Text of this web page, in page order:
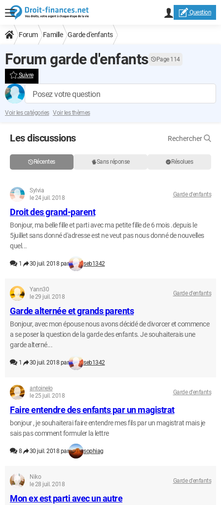
Question
Forum Famille Garde d'enfants
Forum garde d'enfants Page 114
Suivre
Posez votre question
Voir les catégories Voir les thèmes
Les discussions Rechercher
Récentes Sans réponse Résolues
Sylvia
le 24 juil. 2018
Garde d'enfants
Droit des grand-parent
Bonjour, ma belle fille et parti avec ma petite fille de 6 mois .depuis le
5juillet sans donné d'adresse est ne veut pas nous donné de nouvelles
quel...
1 30 juil. 2018 par seb1342
Yann30
le 29 juil. 2018
Garde d'enfants
Garde alternée et grands parents
Bonjour, avec mon épouse nous avons décidé de divorcer et commence
a se poser la question de la garde des enfants. Je souhaiterais une
garde alterné...
1 30 juil. 2018 par seb1342
antoinelo
le 25 juil. 2018
Garde d'enfants
Faire entendre des enfants par un magistrat
bonjour , je souhaiterai faire entendre mes fils par un magistrat mais je
sais pas comment formuler la lettre
8 30 juil. 2018 par sophiag
Niko
le 28 juil. 2018
Garde d'enfants
Mon ex est parti avec un autre